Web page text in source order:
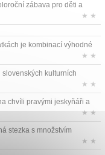
zábava pro děti a
★ ★
je kombinací výhodné
★ ★
kulturních
★ ★
chvíli pravými jeskyňáři a
★ ★
stezka s množstvím
★ ★